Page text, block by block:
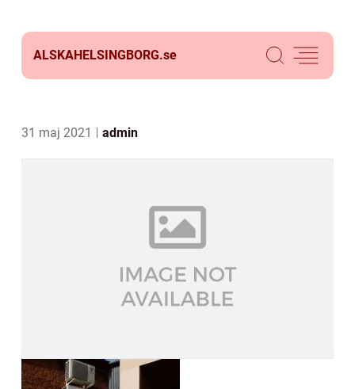
ALSKAHELSINGBORG.se
31 maj 2021 admin